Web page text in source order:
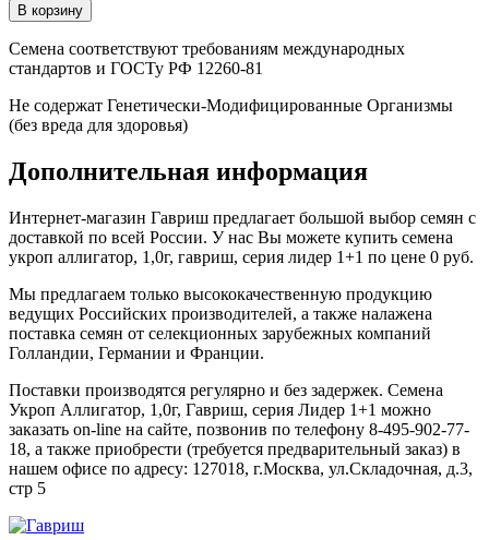
Семена соответствуют требованиям международных
стандартов и ГОСТу РФ 12260-81
Не содержат Генетически-Модифицированные Организмы
(без вреда для здоровья)
Дополнительная информация
Интернет-магазин Гавриш предлагает большой выбор семян с
доставкой по всей России. У нас Вы можете купить семена
укроп аллигатор, 1,0г, гавриш, серия лидер 1+1 по цене 0 руб.
Мы предлагаем только высококачественную продукцию
ведущих Российских производителей, а также налажена
поставка семян от селекционных зарубежных компаний
Голландии, Германии и Франции.
Поставки производятся регулярно и без задержек. Семена
Укроп Аллигатор, 1,0г, Гавриш, серия Лидер 1+1 можно
заказать on-line на сайте, позвонив по телефону 8-495-902-77-
18, а также приобрести (требуется предварительный заказ) в
нашем офисе по адресу: 127018, г.Москва, ул.Складочная, д.3,
стр 5